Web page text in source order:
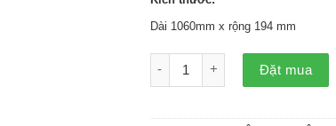
Dài 1060mm x rộng 194 mm
Úp nóc Onduvilla (theo màu)
Đặt mua